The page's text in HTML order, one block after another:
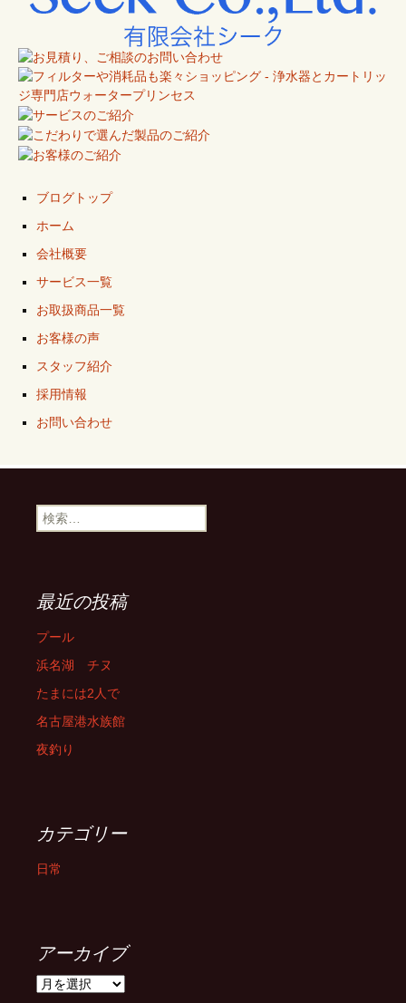
ブログトップ
ホーム
会社概要
サービス一覧
お取扱商品一覧
お客様の声
スタッフ紹介
採用情報
お問い合わせ
検
索:
最近の投稿
プール
浜名湖 チヌ
たまには2人で
名古屋港水族館
夜釣り
カテゴリー
日常
アーカイブ
ア